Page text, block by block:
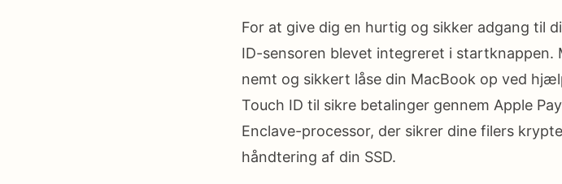
For at give dig en hurtig og sikker adgang til
ID-sensoren blevet integreret i startknappen.
nemt og sikkert låse din MacBook op ved
Touch ID til sikre betalinger gennem Apple
Enclave-processor, der sikrer dine filers
håndtering af din SSD.